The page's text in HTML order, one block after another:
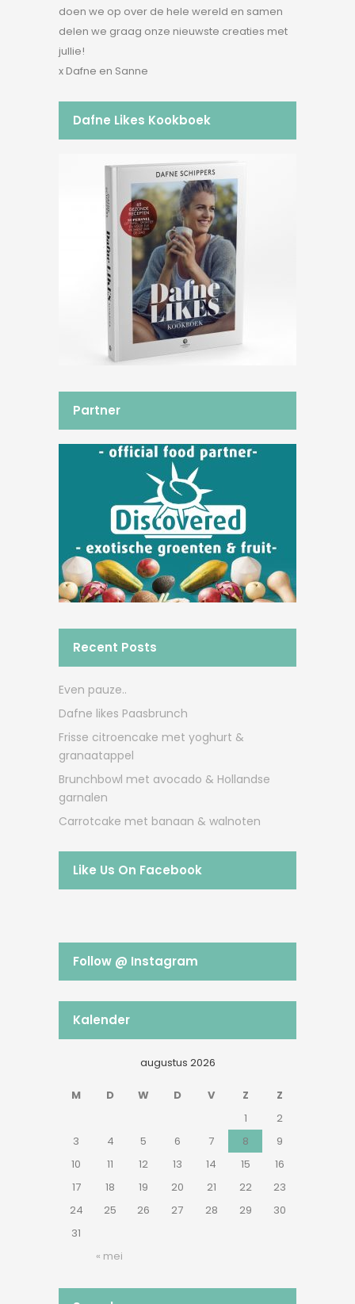
doen we op over de hele wereld en samen
delen we graag onze nieuwste creaties met
jullie!
x Dafne en Sanne
Dafne Likes Kookboek
Partner
Recent Posts
Even pauze..
Dafne likes Paasbrunch
Frisse citroencake met yoghurt &
granaatappel
Brunchbowl met avocado & Hollandse
garnalen
Carrotcake met banaan & walnoten
Like Us On Facebook
Follow @ Instagram
Kalender
augustus 2026
M D W D V Z Z
« mei
1
2
3
4 5 6 7 8
9
10
11 12 13 14 15
16
17
18 19 20 21 22
23
24
25 26 27 28 29
30
31